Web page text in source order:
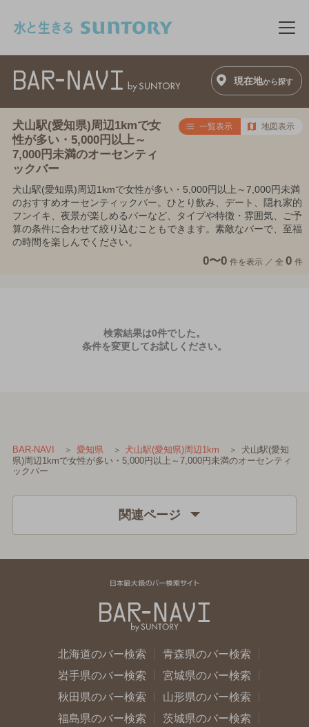
メ
現在地から探す
犬山駅(愛知県)周辺1kmで女
性が多い・5,000円以上～
7,000円未満のオーセンティ
ックバー
一覧表示 地図表示
犬山駅(愛知県)周辺1kmで女性が多い・5,000円以上～7,000円未満
のおすすめオーセンティックバー。ひとり飲み、デート、隠れ家的
フンイキ、夜景が楽しめるバーなど、タイプや特徴・雰囲気、ご予
算の条件に合わせて絞り込むこともできます。素敵なバーで、至福
の時間を楽しんでください。
0〜0 件を表示 ／ 全 0 件
検索結果は0件でした。
条件を変更してお試しください。
BAR-NAVI 愛知県 犬山駅(愛知県)周辺1km
犬山駅(愛知
県)周辺1kmで女性が多い・5,000円以上～7,000円未満のオーセンティ
ックバー
関連ページ
北海道のバー検索
青森県のバー検索
岩手県のバー検索
宮城県のバー検索
秋田県のバー検索
山形県のバー検索
福島県のバー検索
茨城県のバー検索